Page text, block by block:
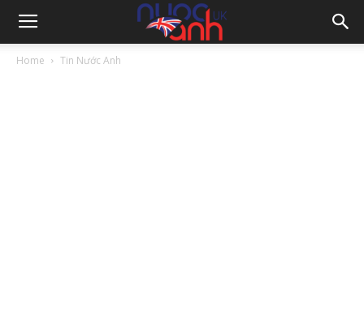
Home Tin Nước Anh